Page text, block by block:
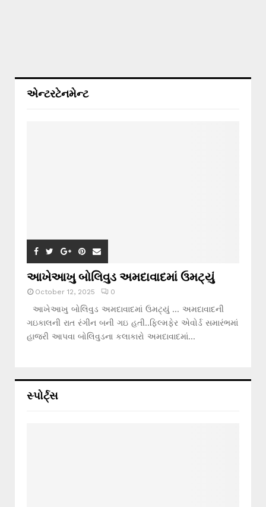
એન્ટરટેનમેન્ટ
આખેઆખુ બોલિવુડ અમદાવાદમાં ઉમટ્યું
October 12, 2025 0
આખેઆખુ બોલિવુડ અમદાવાદમાં ઉમટ્યું … અમદાવાદની
ગઇકાલની રાત રંગીન બની ગઇ હતી..ફિલ્મફેર એવોર્ડ સમારંભમાં
હાજરી આપવા બોલિવુડના કલાકારો અમદાવાદમાં...
સ્પોર્ટ્સ